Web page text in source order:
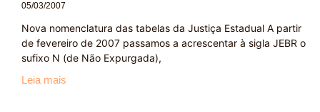
05/03/2007
Nova nomenclatura das tabelas da Justiça Estadual A partir
de fevereiro de 2007 passamos a acrescentar à sigla JEBR o
sufixo N (de Não Expurgada),
Leia mais